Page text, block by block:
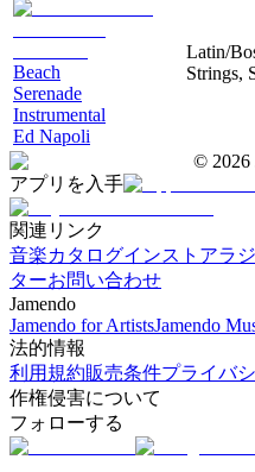
Beach
Serenade
Instrumental
Ed Napoli
Latin/
Strings,
© 2026
アプリを入手
関連リンク
音楽カタログインストアラ
ターお問い合わせ
Jamendo
Jamendo for ArtistsJamendo
法的情報
利用規約販売条件プライバ
作権侵害について
フォローする